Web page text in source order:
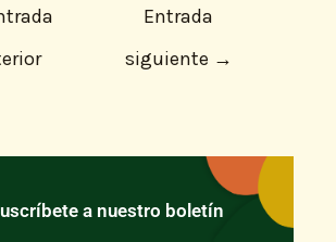
Entrada
siguiente →
a nuestro boletín